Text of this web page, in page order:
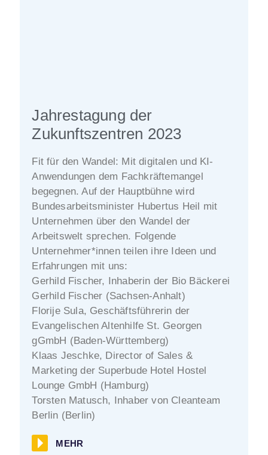
Jahrestagung der
Zukunftszentren 2023
Fit für den Wandel: Mit digitalen und KI-
Anwendungen dem Fachkräftemangel
begegnen. Auf der Hauptbühne wird
Bundesarbeitsminister Hubertus Heil mit
Unternehmen über den Wandel der
Arbeitswelt sprechen. Folgende
Unternehmer*innen teilen ihre Ideen und
Erfahrungen mit uns:
Gerhild Fischer, Inhaberin der Bio Bäckerei
Gerhild Fischer (Sachsen-Anhalt)
Florije Sula, Geschäftsführerin der
Evangelischen Altenhilfe St. Georgen
gGmbH (Baden-Württemberg)
Klaas Jeschke, Director of Sales &
Marketing der Superbude Hotel Hostel
Lounge GmbH (Hamburg)
Torsten Matusch, Inhaber von Cleanteam
Berlin (Berlin)
MEHR